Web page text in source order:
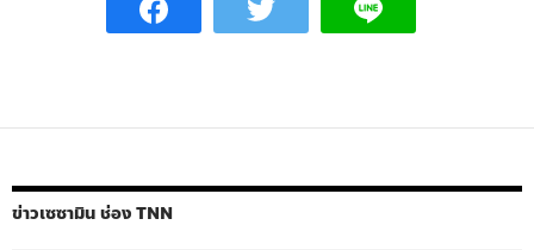
ข่าวเซซามิน ช่อง TNN